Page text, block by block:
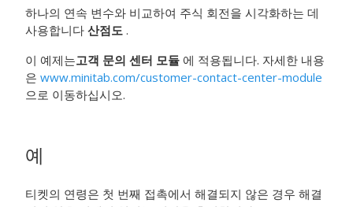
하나의 연속 변수와 비교하여 주식 회전을 시각화하는 데
사용합니다 산점도 .
이 예제는고객 문의 센터 모듈 에 적용됩니다. 자세한 내용
은 www.minitab.com/customer-contact-center-module
으로 이동하십시오.
예
티켓의 연령은 첫 번째 접촉에서 해결되지 않은 경우 해결